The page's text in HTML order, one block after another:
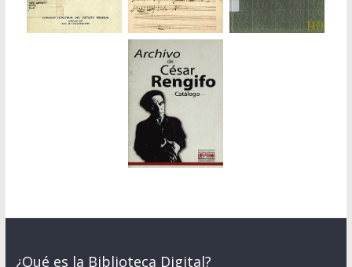
¿Qué es la Biblioteca Digital?